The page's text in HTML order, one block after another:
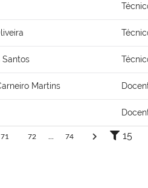
Santos
Martins
71 72 74 15